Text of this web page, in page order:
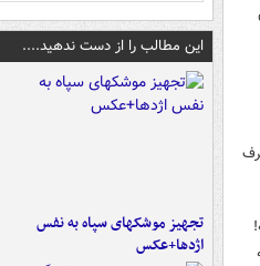
این مطالب را از دست ندهید....
تجهیز موشکهای سپاه به نفس
اژدها+عکس